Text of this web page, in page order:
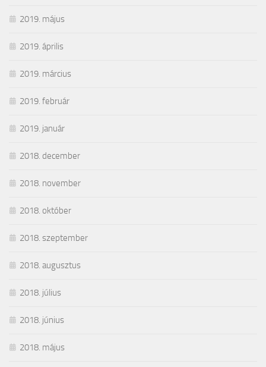
2019. május
2019. április
2019. március
2019. február
2019. január
2018. december
2018. november
2018. október
2018. szeptember
2018. augusztus
2018. július
2018. június
2018. május